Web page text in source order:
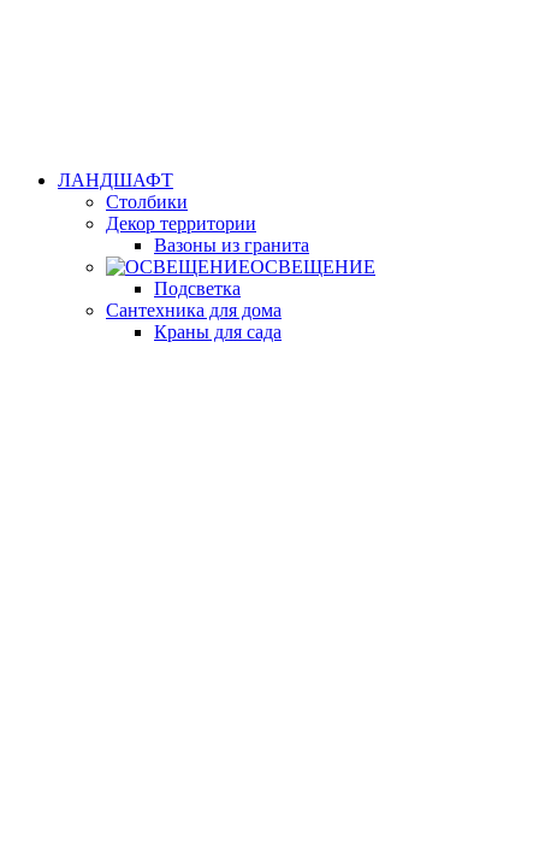
ЛАНДШАФТ
Столбики
Декор территории
Вазоны из гранита
ОСВЕЩЕНИЕ
Подсветка
Сантехника для дома
Краны для сада